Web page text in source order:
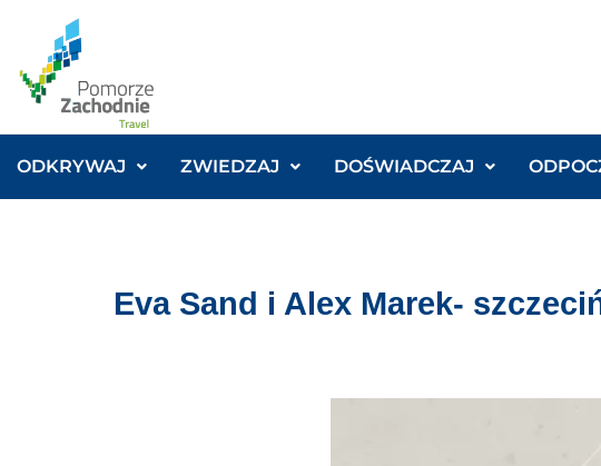
ODKRYWAJ ZWIEDZAJ DOŚWIADCZAJ
Eva Sand i Alex Marek-